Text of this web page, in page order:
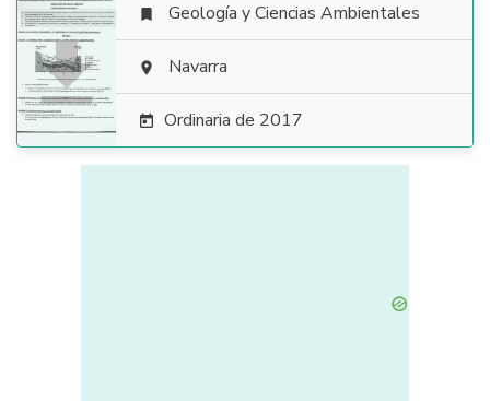

 Geología y Ciencias Ambientales
 Navarra
 Ordinaria de 2017